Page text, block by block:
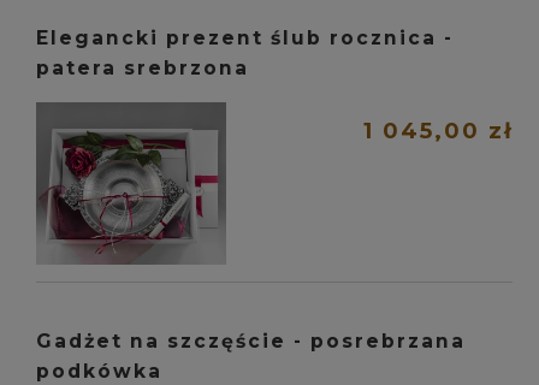
Elegancki prezent ślub rocznica -
patera srebrzona
1 045,00 zł
Gadżet na szczęście - posrebrzana
podkówka